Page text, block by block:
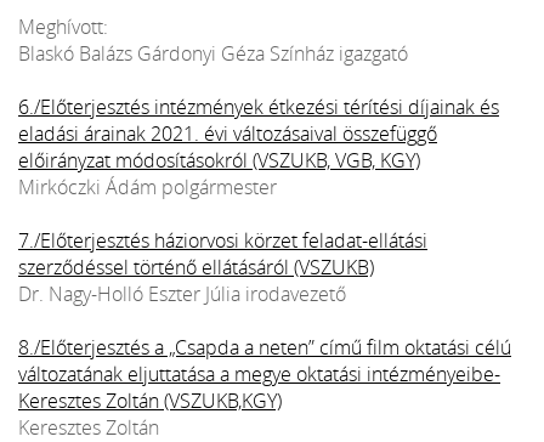
Meghívott:
Blaskó Balázs Gárdonyi Géza Színház igazgató
6./Előterjesztés intézmények étkezési térítési díjainak és
eladási árainak 2021. évi változásaival összefüggő
előirányzat módosításokról (VSZUKB, VGB, KGY)
Mirkóczki Ádám polgármester
7./Előterjesztés háziorvosi körzet feladat-ellátási
szerződéssel történő ellátásáról (VSZUKB)
Dr. Nagy-Holló Eszter Júlia irodavezető
8./Előterjesztés a „Csapda a neten” című film oktatási célú
változatának eljuttatása a megye oktatási intézményeibe-
Keresztes Zoltán (VSZUKB,KGY)
Keresztes Zoltán